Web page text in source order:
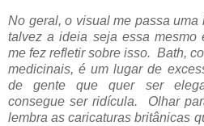
No geral, o visual me passa uma
talvez a ideia seja essa
me fez refletir sobre isso. Bath,
medicinais, é um lugar de
de gente que quer ser
consegue ser ridícula. Olhar
lembra as caricaturas britânicas